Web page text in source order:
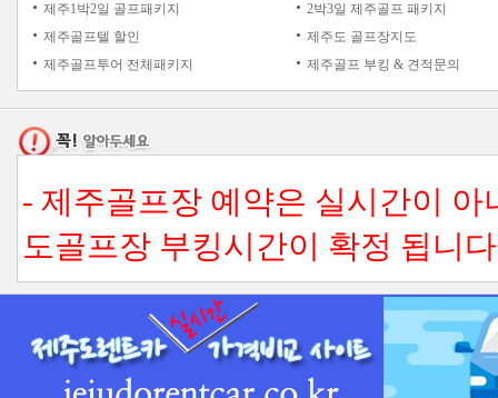
제주1박2일 골프패키지
2박3일 제주골프 패키지
제주골프텔 할인
제주도 골프장지도
제주골프투어 전체패키지
제주골프 부킹 & 견적문의
- 제주골프장 예약은 실시간이
도골프장 부킹시간이 확정 됩니
- 3팀 이상 단체예약시는 티업시
다. (기본수수료-환불불가)
- 전화예약의 경우도 취소수수